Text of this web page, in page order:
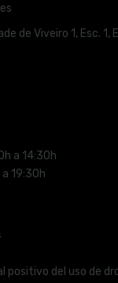
de Viveiro 1, Esc.
a 14:30h
a 19:30h
positivo del uso de